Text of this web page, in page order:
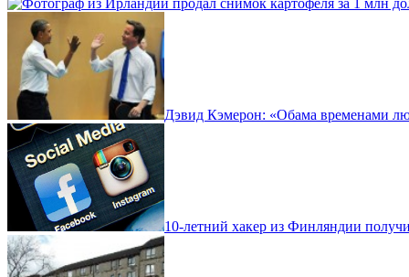
Дэвид Кэмерон: «Обама временами
10-летний хакер из Финляндии